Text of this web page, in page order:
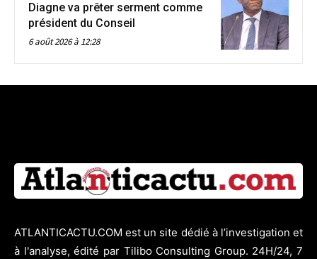
Diagne va prêter serment comme
président du Conseil
6 août 2026 à 12:28
ATLANTICACTU.COM est un site dédié à l’investigation et
à l'analyse, édité par Tilibo Consulting Group. 24H/24, 7